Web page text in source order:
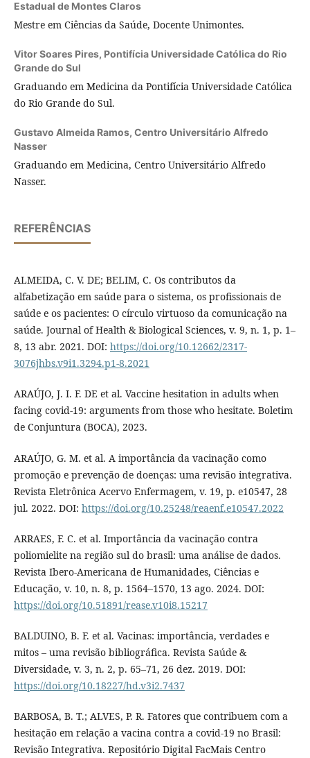
Estadual de Montes Claros
Mestre em Ciências da Saúde, Docente Unimontes.
Vitor Soares Pires, Pontifícia Universidade Católica do Rio
Grande do Sul
Graduando em Medicina da Pontifícia Universidade Católica
do Rio Grande do Sul.
Gustavo Almeida Ramos, Centro Universitário Alfredo
Nasser
Graduando em Medicina, Centro Universitário Alfredo
Nasser.
REFERÊNCIAS
ALMEIDA, C. V. DE; BELIM, C. Os contributos da
alfabetização em saúde para o sistema, os profissionais de
saúde e os pacientes: O círculo virtuoso da comunicação na
saúde. Journal of Health & Biological Sciences, v. 9, n. 1, p. 1–
8, 13 abr. 2021. DOI: https://doi.org/10.12662/2317-
3076jhbs.v9i1.3294.p1-8.2021
ARAÚJO, J. I. F. DE et al. Vaccine hesitation in adults when
facing covid-19: arguments from those who hesitate. Boletim
de Conjuntura (BOCA), 2023.
ARAÚJO, G. M. et al. A importância da vacinação como
promoção e prevenção de doenças: uma revisão integrativa.
Revista Eletrônica Acervo Enfermagem, v. 19, p. e10547, 28
jul. 2022. DOI: https://doi.org/10.25248/reaenf.e10547.2022
ARRAES, F. C. et al. Importância da vacinação contra
poliomielite na região sul do brasil: uma análise de dados.
Revista Ibero-Americana de Humanidades, Ciências e
Educação, v. 10, n. 8, p. 1564–1570, 13 ago. 2024. DOI:
https://doi.org/10.51891/rease.v10i8.15217
BALDUINO, B. F. et al. Vacinas: importância, verdades e
mitos – uma revisão bibliográfica. Revista Saúde &
Diversidade, v. 3, n. 2, p. 65–71, 26 dez. 2019. DOI:
https://doi.org/10.18227/hd.v3i2.7437
BARBOSA, B. T.; ALVES, P. R. Fatores que contribuem com a
hesitação em relação a vacina contra a covid-19 no Brasil:
Revisão Integrativa. Repositório Digital FacMais Centro